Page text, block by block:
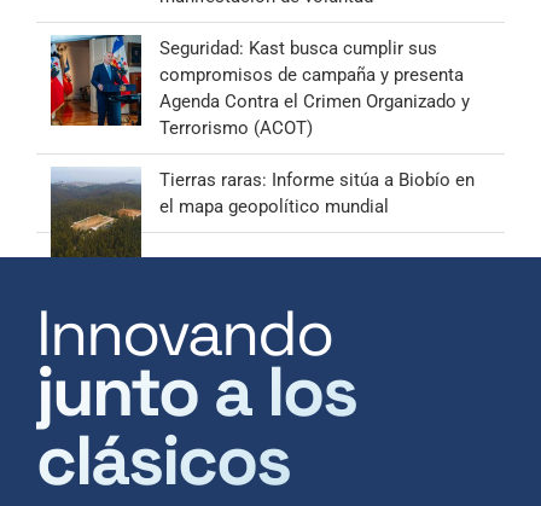
Seguridad: Kast busca cumplir sus
compromisos de campaña y presenta
Agenda Contra el Crimen Organizado y
Terrorismo (ACOT)
Tierras raras: Informe sitúa a Biobío en
el mapa geopolítico mundial
Innovando
junto a los
clásicos